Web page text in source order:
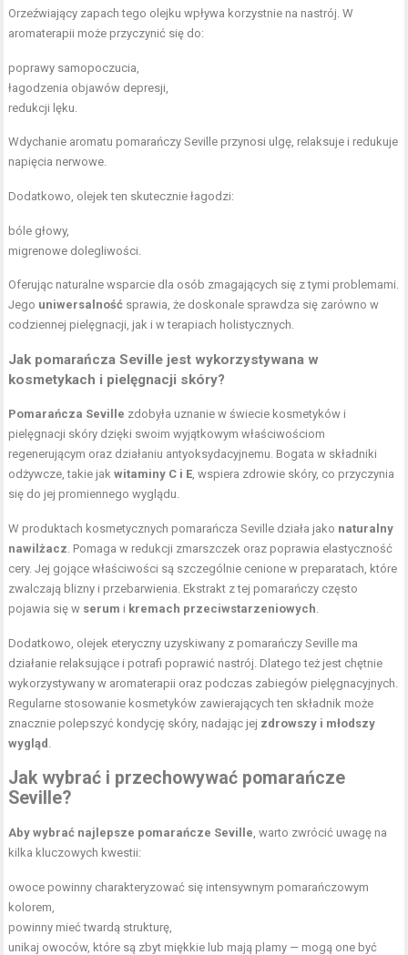
Orzeźwiający zapach tego olejku wpływa korzystnie na nastrój. W
aromaterapii może przyczynić się do:
poprawy samopoczucia,
łagodzenia objawów depresji,
redukcji lęku.
Wdychanie aromatu pomarańczy Seville przynosi ulgę, relaksuje i redukuje
napięcia nerwowe.
Dodatkowo, olejek ten skutecznie łagodzi:
bóle głowy,
migrenowe dolegliwości.
Oferując naturalne wsparcie dla osób zmagających się z tymi problemami.
Jego uniwersalność sprawia, że doskonale sprawdza się zarówno w
codziennej pielęgnacji, jak i w terapiach holistycznych.
Jak pomarańcza Seville jest wykorzystywana w
kosmetykach i pielęgnacji skóry?
Pomarańcza Seville zdobyła uznanie w świecie kosmetyków i
pielęgnacji skóry dzięki swoim wyjątkowym właściwościom
regenerującym oraz działaniu antyoksydacyjnemu. Bogata w składniki
odżywcze, takie jakwitaminy C i E , wspiera zdrowie skóry, co przyczynia
się do jej promiennego wyglądu.
W produktach kosmetycznych pomarańcza Seville działa jako naturalny
nawilżacz . Pomaga w redukcji zmarszczek oraz poprawia elastyczność
cery. Jej gojące właściwości są szczególnie cenione w preparatach, które
zwalczają blizny i przebarwienia. Ekstrakt z tej pomarańczy często
pojawia się w serum i kremach przeciwstarzeniowych
Dodatkowo, olejek eteryczny uzyskiwany z pomarańczy Seville ma
działanie relaksujące i potrafi poprawić nastrój. Dlatego też jest chętnie
wykorzystywany w aromaterapii oraz podczas zabiegów pielęgnacyjnych.
Regularne stosowanie kosmetyków zawierających ten składnik może
znacznie polepszyć kondycję skóry, nadając jej zdrowszy i młodszy
wygląd
Jak wybrać i przechowywać pomarańcze
Seville?
Aby wybrać najlepsze pomarańcze Seville , warto zwrócić uwagę na
kilka kluczowych kwestii:
owoce powinny charakteryzować się intensywnym pomarańczowym
kolorem,
powinny mieć twardą strukturę,
unikaj owoców, które są zbyt miękkie lub mają plamy — mogą one być